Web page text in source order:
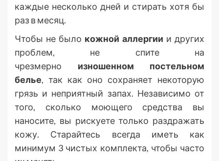
каждые несколько дней и стирать хотя бы
раз в месяц.
Чтобы не было кожной аллергии и других
проблем, не спите на
чрезмерно изношенном постельном
белье, так как оно сохраняет некоторую
грязь и неприятный запах. Независимо от
того, сколько моющего средства вы
наносите, вы рискуете только раздражать
кожу. Старайтесь всегда иметь как
минимум 3 чистых комплекта, чтобы часто